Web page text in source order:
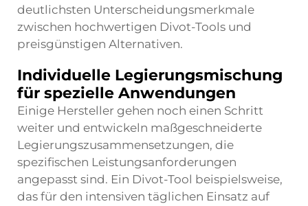
deutlichsten Unterscheidungsmerkmale
zwischen hochwertigen Divot-Tools und
preisgünstigen Alternativen.
Individuelle Legierungsmischung
für spezielle Anwendungen
Einige Hersteller gehen noch einen Schritt
weiter und entwickeln maßgeschneiderte
Legierungszusammensetzungen, die
spezifischen Leistungsanforderungen
angepasst sind. Ein Divot-Tool beispielsweise,
das für den intensiven täglichen Einsatz auf